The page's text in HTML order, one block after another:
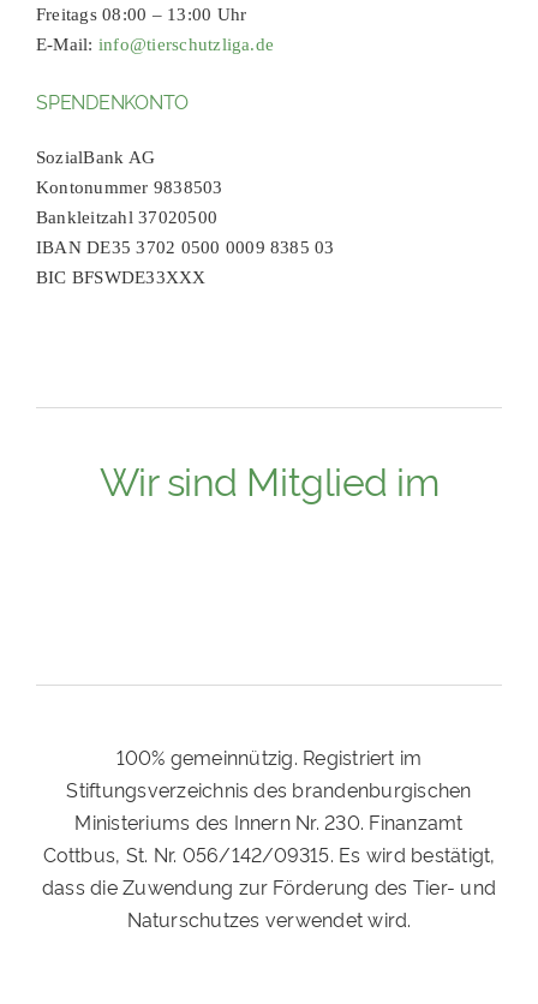
Freitags 08:00 – 13:00 Uhr
E-Mail: info@tierschutzliga.de
SPENDENKONTO
SozialBank AG
Kontonummer 9838503
Bankleitzahl 37020500
IBAN DE35 3702 0500 0009 8385 03
BIC BFSWDE33XXX
Wir sind Mitglied im
100% gemeinnützig. Registriert im
Stiftungsverzeichnis des brandenburgischen
Ministeriums des Innern Nr. 230. Finanzamt
Cottbus, St. Nr. 056/142/09315. Es wird bestätigt,
dass die Zuwendung zur Förderung des Tier- und
Naturschutzes verwendet wird.